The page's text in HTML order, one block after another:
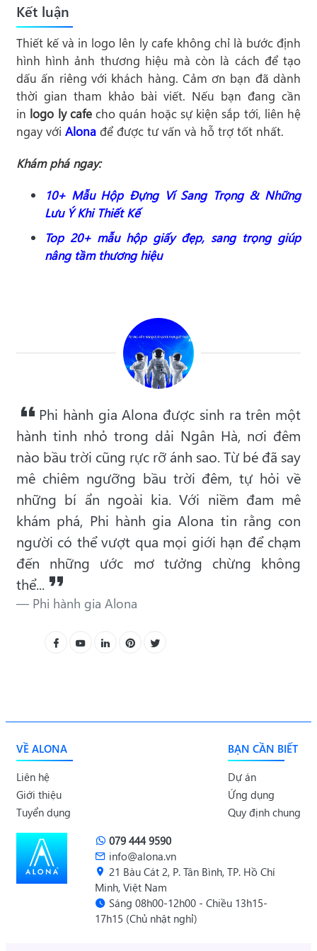
Kết luận
Thiết kế và in logo lên ly cafe không chỉ là bước định
hình hình ảnh thương hiệu mà còn là cách để tạo
dấu ấn riêng với khách hàng. Cảm ơn bạn đã dành
thời gian tham khảo bài viết. Nếu bạn đang cần
in logo ly cafecho quán hoặc sự kiện sắp tới, liên hệ
ngay với Alona để được tư vấn và hỗ trợ tốt nhất.
Khám phá ngay:
10+ Mẫu Hộp Đựng Ví Sang Trọng & Những
Lưu Ý Khi Thiết Kế
Top 20+ mẫu hộp giấy đẹp, sang trọng giúp
nâng tầm thương hiệu
Phi hành gia Alona được sinh ra trên một
hành tinh nhỏ trong dải Ngân Hà, nơi đêm
nào bầu trời cũng rực rỡ ánh sao. Từ bé đã say
mê chiêm ngưỡng bầu trời đêm, tự hỏi về
những bí ẩn ngoài kia. Với niềm đam mê
khám phá, Phi hành gia Alona tin rằng con
người có thể vượt qua mọi giới hạn để chạm
đến những ước mơ tưởng chừng không
thể...
Phi hành gia Alona
079 444 9590
info@alona.vn
21 Bàu Cát 2, P. Tân Bình, TP. Hồ Chí
Minh, Việt Nam
Sáng 08h00-12h00 - Chiều 13h15-
17h15 (Chủ nhật nghỉ)
VỀ ALONA
Liên hệ
Giới thiệu
Tuyển dụng
BẠN CẦN BIẾT
Dự án
Ứng dụng
Quy định chung